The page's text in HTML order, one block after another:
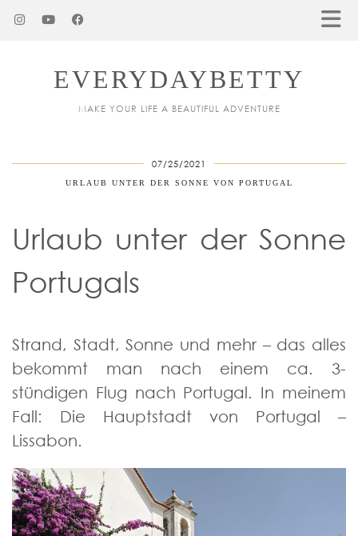
EVERYDAYBETTY
MAKE YOUR LIFE A BEAUTIFUL ADVENTURE
07/25/2021
URLAUB UNTER DER SONNE VON PORTUGAL
Urlaub unter der Sonne
Portugals
Strand, Stadt, Sonne und mehr – das alles
bekommt man nach einem ca. 3-
stündigen Flug nach Portugal. In meinem
Fall: Die Hauptstadt von Portugal –
Lissabon.